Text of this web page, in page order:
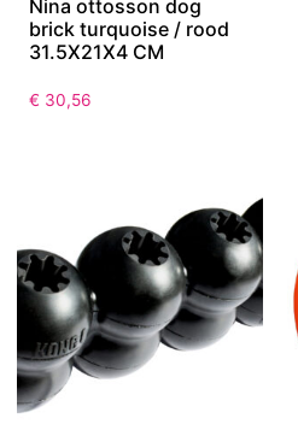
Nina ottosson dog
brick turquoise / rood
31.5X21X4 CM
€ 30,56